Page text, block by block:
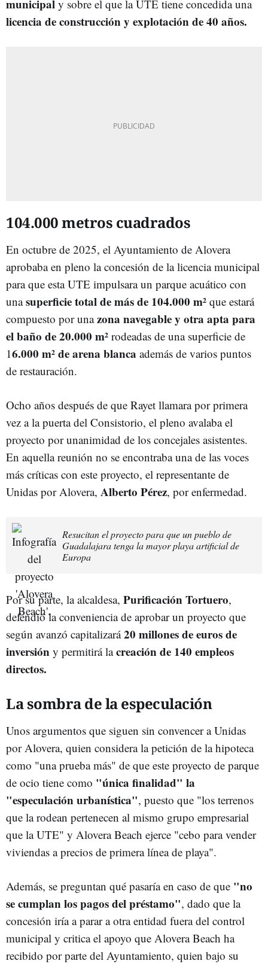
municipal y sobre el que la UTE tiene concedida una
licencia de construcción y explotación de 40 años.
104.000 metros cuadrados
En octubre de 2025, el Ayuntamiento de Alovera
aprobaba en pleno la concesión de la licencia municipal
para que esta UTE impulsara un parque acuático con
unasuperficie total de más de 104.000 m² que estará
compuesto por unazona navegable y otra apta para
el baño de 20.000 m² rodeadas de una superficie de
16.000 m² de arena blanca además de varios puntos
de restauración.
Ocho años después de que Rayet llamara por primera
vez a la puerta del Consistorio, el pleno avalaba el
proyecto por unanimidad de los concejales asistentes.
En aquella reunión no se encontraba una de las voces
más críticas con este proyecto, el representante de
Unidas por Alovera, Alberto Pérez, por enfermedad.
Resucitan el proyecto para que un pueblo de
Guadalajara tenga la mayor playa artificial de
Europa
Por su parte, la alcaldesa, Purificación Tortuero,
defendió la conveniencia de aprobar un proyecto que
según avanzó capitalizará20 millones de euros de
inversión y permitirá lacreación de 140 empleos
directos.
La sombra de la especulación
Unos argumentos que siguen sin convencer a Unidas
por Alovera, quien considera la petición de la hipoteca
como "una prueba más" de que este proyecto de parque
de ocio tiene como "única finalidad" la
"especulación urbanística", puesto que "los terrenos
que la rodean pertenecen al mismo grupo empresarial
que la UTE" y Alovera Beach ejerce "cebo para vender
viviendas a precios de primera línea de playa".
Además, se preguntan qué pasaría en caso de que "no
se cumplan los pagos del préstamo", dado que la
concesión iría a parar a otra entidad fuera del control
municipal y critica el apoyo que Alovera Beach ha
recibido por parte del Ayuntamiento, quien bajo su